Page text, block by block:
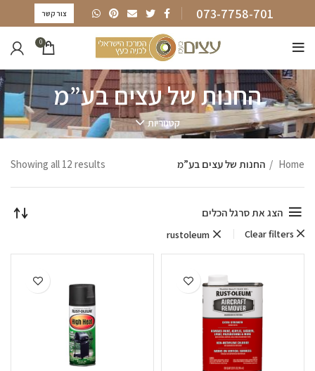
073-7758-701 צור קשר
0
החנות של עצים בע”מ
קטגוריות
Home החנות של עצים בע”מ Showing all 12 results
הצג את סרגל הכלים
Clear filters
rustoleum